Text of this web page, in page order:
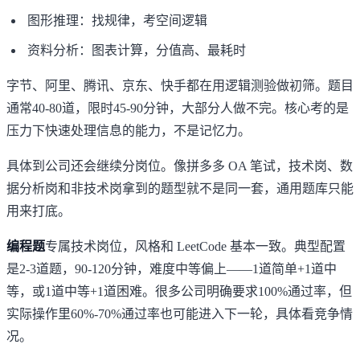
图形推理：找规律，考空间逻辑
资料分析：图表计算，分值高、最耗时
字节、阿里、腾讯、京东、快手都在用逻辑测验做初筛。题目
通常40-80道，限时45-90分钟，大部分人做不完。核心考的是
压力下快速处理信息的能力，不是记忆力。
具体到公司还会继续分岗位。像拼多多 OA 笔试，技术岗、数
据分析岗和非技术岗拿到的题型就不是同一套，通用题库只能
用来打底。
编程题专属技术岗位，风格和 LeetCode 基本一致。典型配置
是2-3道题，90-120分钟，难度中等偏上——1道简单+1道中
等，或1道中等+1道困难。很多公司明确要求100%通过率，但
实际操作里60%-70%通过率也可能进入下一轮，具体看竞争情
况。